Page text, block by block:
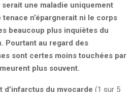
une maladie uniquement
n’épargnerait ni le corps
beaucoup plus inquiètes du
Pourtant au regard des
sont certes moins touchées par
plus souvent.
d’infarctus du myocarde (1 sur 5